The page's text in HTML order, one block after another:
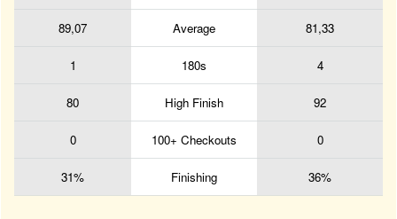
89,07 Average 81,33
1 180s 4
80 High Finish 92
0 100+ Checkouts 0
31% Finishing 36%